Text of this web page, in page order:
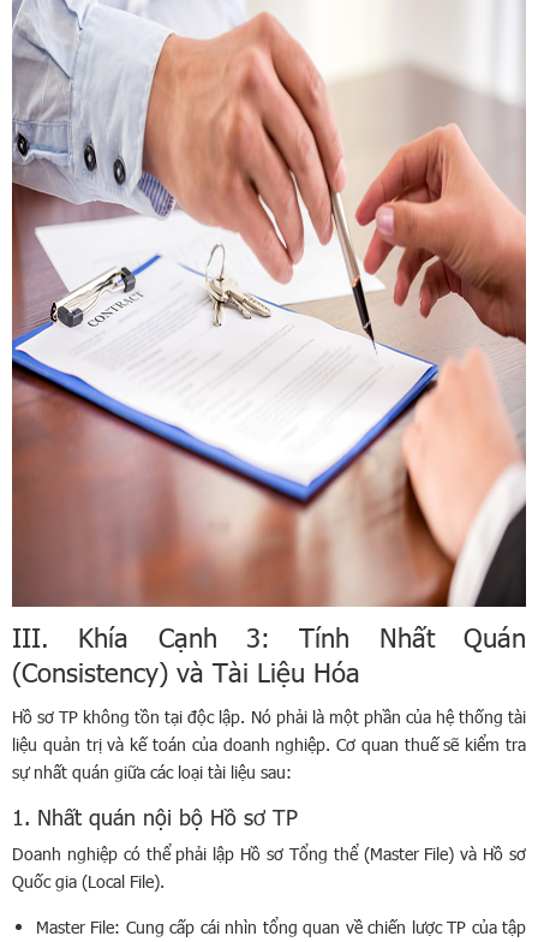
III. Khía Cạnh 3: Tính Nhất Quán
(Consistency) và Tài Liệu Hóa
Hồ sơ TP không tồn tại độc lập. Nó phải là một phần của hệ thống tài
liệu quản trị và kế toán của doanh nghiệp. Cơ quan thuế sẽ kiểm tra
sự nhất quán giữa các loại tài liệu sau:
1. Nhất quán nội bộ Hồ sơ TP
Doanh nghiệp có thể phải lập Hồ sơ Tổng thể (Master File) và Hồ sơ
Quốc gia (Local File).
Master File: Cung cấp cái nhìn tổng quan về chiến lược TP của tập